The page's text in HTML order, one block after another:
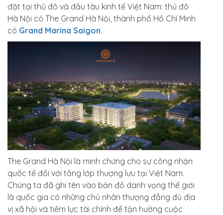
đặt tại thủ đô và đầu tàu kinh tế Việt Nam: thủ đô
Hà Nội có The Grand Hà Nội, thành phố Hồ Chí Minh
có Grand Marina Saigon.
The Grand Hà Nội là minh chứng cho sự công nhận
quốc tế đối với tầng lớp thượng lưu tại Việt Nam.
Chúng ta đã ghi tên vào bản đồ danh vọng thế giới
là quốc gia có những chủ nhân thượng đẳng đủ địa
vị xã hội và tiềm lực tài chính để tận hưởng cuộc